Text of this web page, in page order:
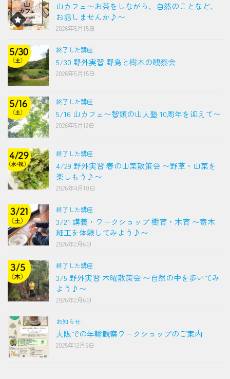
山カフェ〜お茶をしながら、自然のことなど、
お話しませんか♪〜
2026年5月15日
終了した講座
5/30 野外実習 野鳥と樹木の観察会
2026年5月15日
終了した講座
5/16 山カフェ〜智頭の山人塾 10周年を迎えて〜
2026年5月12日
終了した講座
4/29 野外実習 春の山菜散策会 〜野草・山菜を
楽しもう♪〜
2026年4月10日
終了した講座
3/21 講義・ワークショップ 樹育・木育 〜寄木
細工を体験してみよう♪〜
2026年2月6日
終了した講座
3/5 野外実習 木曜散策会 〜自然の中を歩いてみ
よう♪〜
2026年2月6日
お知らせ
大阪での年輪観察ワークショップのご案内
2025年12月6日